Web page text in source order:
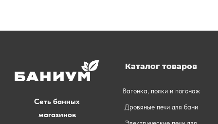
Сеть банных
магазинов
Каталог товаров
Вагонка, полки и погонаж
Дровяные печи для бани